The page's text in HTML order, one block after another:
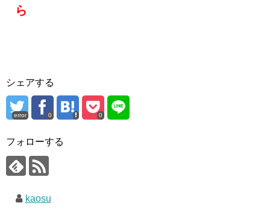
ら
シェアする
error 0 0
フォローする
kaosu